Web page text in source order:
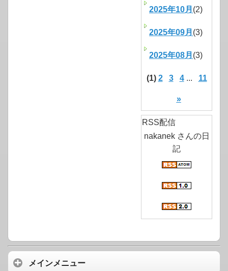
2025年10月 (2)
2025年09月 (3)
2025年08月 (3)
(1) 2 3 4... 11
»
RSS配信
nakanek さんの日
記
メインメニュー